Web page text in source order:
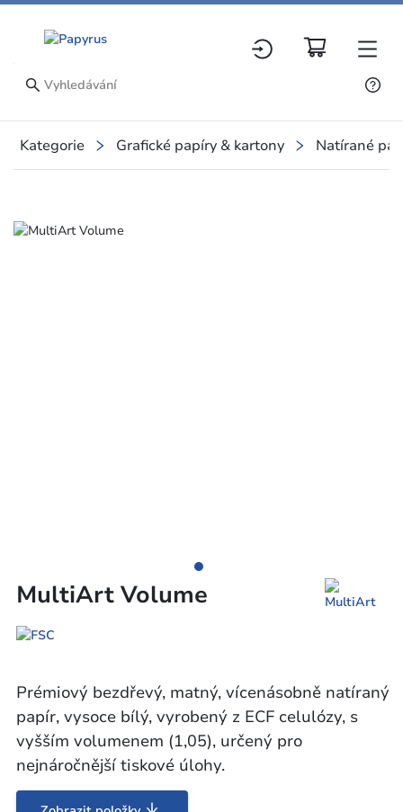
Kategorie Grafické papíry & kartony Natírané
Slide 1 of 1
MultiArt Volume
Prémiový bezdřevý, matný, vícenásobně natíraný
papír, vysoce bílý, vyrobený z ECF celulózy, s
vyšším volumenem (1,05), určený pro
nejnáročnější tiskové úlohy.